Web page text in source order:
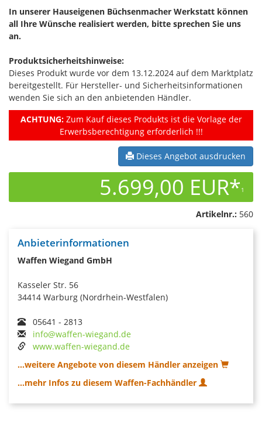
In unserer Hauseigenen Büchsenmacher Werkstatt können
all Ihre Wünsche realisiert werden, bitte sprechen Sie uns
an.
Produktsicherheitshinweise:
Dieses Produkt wurde vor dem 13.12.2024 auf dem Marktplatz
bereitgestellt. Für Hersteller- und Sicherheitsinformationen
wenden Sie sich an den anbietenden Händler.
ACHTUNG:Zum Kauf dieses Produkts ist die Vorlage der
Erwerbsberechtigung erforderlich !!!
Dieses Angebot ausdrucken
5.699,00 EUR*1
Artikelnr.: 560
Anbieterinformationen
Waffen Wiegand GmbH
Kasseler Str. 56
34414 Warburg (Nordrhein-Westfalen)
05641 - 2813
info@waffen-wiegand.de
www.waffen-wiegand.de
...weitere Angebote von diesem Händler anzeigen
...mehr Infos zu diesem Waffen-Fachhändler